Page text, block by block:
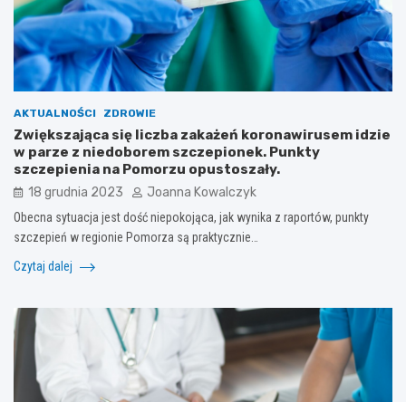
AKTUALNOŚCI ZDROWIE
Zwiększająca się liczba zakażeń koronawirusem idzie
w parze z niedoborem szczepionek. Punkty
szczepienia na Pomorzu opustoszały.
18 grudnia 2023 Joanna Kowalczyk
Obecna sytuacja jest dość niepokojąca, jak wynika z raportów, punkty
szczepień w regionie Pomorza są praktycznie…
Czytaj dalej